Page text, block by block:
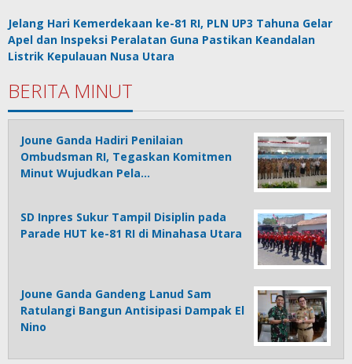
Jelang Hari Kemerdekaan ke-81 RI, PLN UP3 Tahuna Gelar
Apel dan Inspeksi Peralatan Guna Pastikan Keandalan
Listrik Kepulauan Nusa Utara
BERITA MINUT
Joune Ganda Hadiri Penilaian
Ombudsman RI, Tegaskan Komitmen
Minut Wujudkan Pela…
SD Inpres Sukur Tampil Disiplin pada
Parade HUT ke-81 RI di Minahasa Utara
Joune Ganda Gandeng Lanud Sam
Ratulangi Bangun Antisipasi Dampak El
Nino